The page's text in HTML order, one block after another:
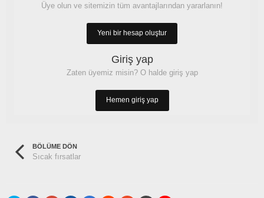
Üye olun ve sitemizin tüm avantajlarından yararlanın!
Yeni bir hesap oluştur
Giriş yap
Zaten üyemiz misin? O halde giriş yap
Hemen giriş yap
BÖLÜME DÖN
Sıcak fırsatlar